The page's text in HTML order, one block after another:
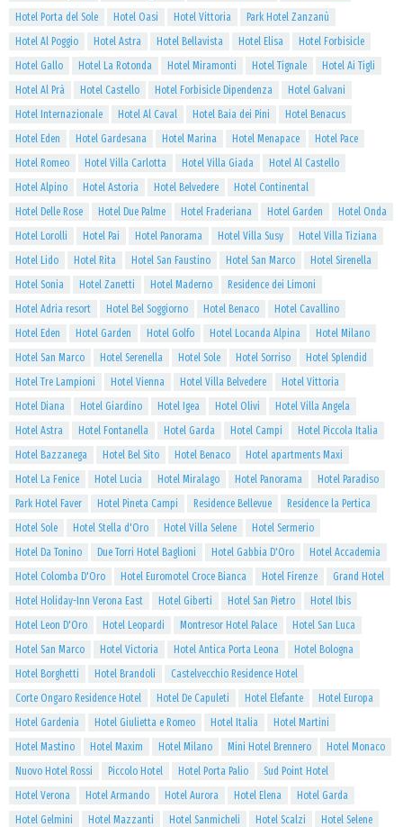
Hotel Porta del Sole
Hotel Oasi Hotel Vittoria
Park Hotel Zanzanù
Hotel Al Poggio
Hotel Astra Hotel Bellavista Hotel Elisa
Hotel Forbisicle
Hotel Gallo
Hotel La Rotonda Hotel Miramonti Hotel Tignale
Hotel Ai Tigli
Hotel Al Prà
Hotel Castello Hotel Forbisicle Dipendenza
Hotel Galvani
Hotel Internazionale
Hotel Al Caval Hotel Baia dei Pini
Hotel Benacus
Hotel Eden
Hotel Gardesana Hotel Marina Hotel Menapace
Hotel Pace
Hotel Romeo
Hotel Villa Carlotta Hotel Villa Giada
Hotel Al Castello
Hotel Alpino
Hotel Astoria Hotel Belvedere
Hotel Continental
Hotel Delle Rose
Hotel Due Palme Hotel Fraderiana Hotel Garden
Hotel Onda
Hotel Lorolli
Hotel Pai Hotel Panorama Hotel Villa Susy
Hotel Villa Tiziana
Hotel Lido
Hotel Rita Hotel San Faustino Hotel San Marco
Hotel Sirenella
Hotel Sonia
Hotel Zanetti Hotel Maderno
Residence dei Limoni
Hotel Adria resort
Hotel Bel Soggiorno Hotel Benaco
Hotel Cavallino
Hotel Eden
Hotel Garden Hotel Golfo Hotel Locanda Alpina
Hotel Milano
Hotel San Marco
Hotel Serenella Hotel Sole Hotel Sorriso
Hotel Splendid
Hotel Tre Lampioni
Hotel Vienna Hotel Villa Belvedere
Hotel Vittoria
Hotel Diana
Hotel Giardino Hotel Igea Hotel Olivi
Hotel Villa Angela
Hotel Astra
Hotel Fontanella Hotel Garda Hotel Campi
Hotel Piccola Italia
Hotel Bazzanega
Hotel Bel Sito Hotel Benaco
Hotel apartments Maxi
Hotel La Fenice
Hotel Lucia Hotel Miralago Hotel Panorama
Hotel Paradiso
Park Hotel Faver
Hotel Pineta Campi Residence Bellevue
Residence la Pertica
Hotel Sole
Hotel Stella d'Oro Hotel Villa Selene
Hotel Sermerio
Hotel Da Tonino
Due Torri Hotel Baglioni Hotel Gabbia D'Oro
Hotel Accademia
Hotel Colomba D'Oro
Hotel Euromotel Croce Bianca Hotel Firenze
Grand Hotel
Hotel Holiday-Inn Verona East
Hotel Giberti Hotel San Pietro
Hotel Ibis
Hotel Leon D'Oro
Hotel Leopardi Montresor Hotel Palace
Hotel San Luca
Hotel San Marco
Hotel Victoria Hotel Antica Porta Leona
Hotel Bologna
Hotel Borghetti
Hotel Brandoli
Castelvecchio Residence Hotel
Corte Ongaro Residence Hotel
Hotel De Capuleti Hotel Elefante
Hotel Europa
Hotel Gardenia
Hotel Giulietta e Romeo Hotel Italia
Hotel Martini
Hotel Mastino
Hotel Maxim Hotel Milano Mini Hotel Brennero
Hotel Monaco
Nuovo Hotel Rossi
Piccolo Hotel Hotel Porta Palio
Sud Point Hotel
Hotel Verona
Hotel Armando Hotel Aurora Hotel Elena
Hotel Garda
Hotel Gelmini
Hotel Mazzanti Hotel Sanmicheli Hotel Scalzi
Hotel Selene